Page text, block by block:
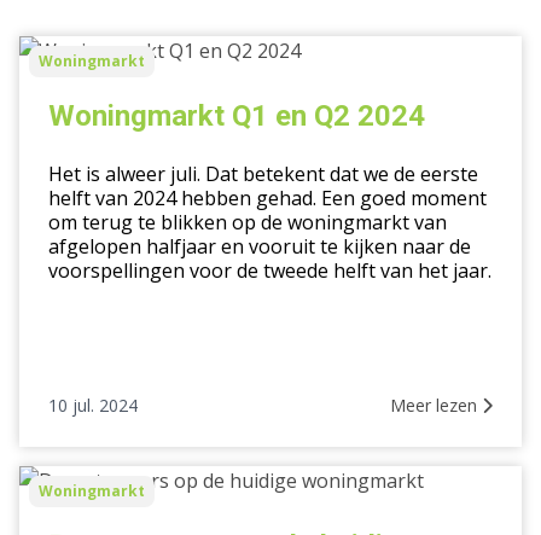
Woningmarkt
2024
Woningmarkt
Woningmarkt Q1 en Q2 2024
Het is alweer juli. Dat betekent dat we de eerste
helft van 2024 hebben gehad. Een goed moment
om terug te blikken op de woningmarkt van
afgelopen halfjaar en vooruit te kijken naar de
voorspellingen voor de tweede helft van het jaar.
10 jul. 2024 Meer lezen
Doorstromers
Woningmarkt